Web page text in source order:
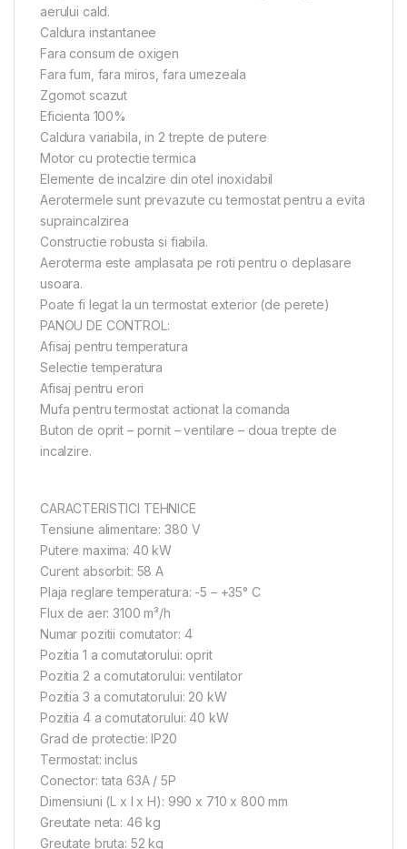
aerului cald.
Caldura instantanee
Fara consum de oxigen
Fara fum, fara miros, fara umezeala
Zgomot scazut
Eficienta 100%
Caldura variabila, in 2 trepte de putere
Motor cu protectie termica
Elemente de incalzire din otel inoxidabil
Aerotermele sunt prevazute cu termostat pentru a evita
supraincalzirea
Constructie robusta si fiabila.
Aeroterma este amplasata pe roti pentru o deplasare
usoara.
Poate fi legat la un termostat exterior (de perete)
PANOU DE CONTROL:
Afisaj pentru temperatura
Selectie temperatura
Afisaj pentru erori
Mufa pentru termostat actionat la comanda
Buton de oprit – pornit – ventilare – doua trepte de
incalzire.
CARACTERISTICI TEHNICE
Tensiune alimentare: 380 V
Putere maxima: 40 kW
Curent absorbit: 58 A
Plaja reglare temperatura: -5 – +35° C
Flux de aer: 3100 m³/h
Numar pozitii comutator: 4
Pozitia 1 a comutatorului: oprit
Pozitia 2 a comutatorului: ventilator
Pozitia 3 a comutatorului: 20 kW
Pozitia 4 a comutatorului: 40 kW
Grad de protectie: IP20
Termostat: inclus
Conector: tata 63A / 5P
Dimensiuni (L x l x H): 990 x 710 x 800 mm
Greutate neta: 46 kg
Greutate bruta: 52 kg